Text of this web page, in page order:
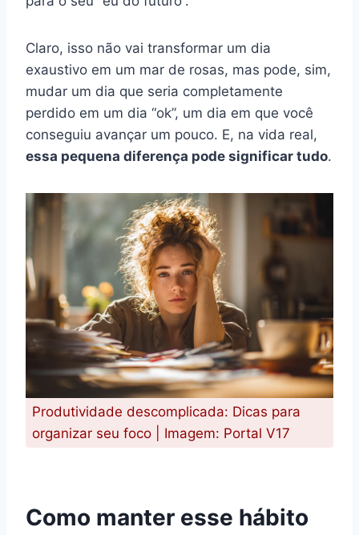
Claro, isso não vai transformar um dia
exaustivo em um mar de rosas, mas pode, sim,
mudar um dia que seria completamente
perdido em um dia “ok”, um dia em que você
conseguiu avançar um pouco. E, na vida real,
essa pequena diferença pode significar tudo.
Produtividade descomplicada: Dicas para
organizar seu foco | Imagem: Portal V17
Como manter esse hábito